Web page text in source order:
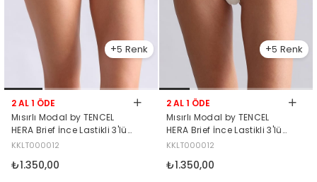
5
2 AL 1 ÖDE
Mısırlı Modal by TENCEL
HERA Brief İnce Lastikli 3'lü
Slip Külot Siyah
KKLT000012
₺1.350,00
5
2 AL 1 ÖDE
Mısırlı Modal by TENCEL
HERA Brief İnce Lastikli 3'lü
Slip Külot Siyah-Beyaz-Ten
KKLT000012
₺1.350,00